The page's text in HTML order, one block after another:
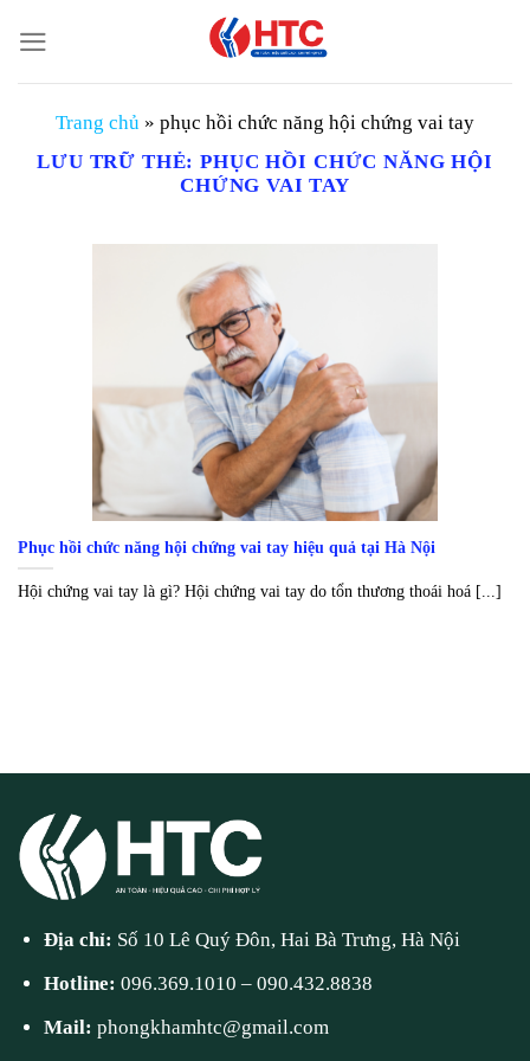
đến
nội
Trang chủ » phục hồi chức năng hội chứng vai tay
LƯU TRỮ THẺ:PHỤC HỒI CHỨC NĂNG HỘI
CHỨNG VAI TAY
Phục hồi chức năng hội chứng vai tay hiệu quả tại Hà Nội
Hội chứng vai tay là gì? Hội chứng vai tay do tổn thương thoái hoá [...]
Địa chỉ: Số 10 Lê Quý Đôn, Hai Bà Trưng, Hà Nội
Hotline:096.369.1010 –090.432.8838
Mail:phongkhamhtc@gmail.com